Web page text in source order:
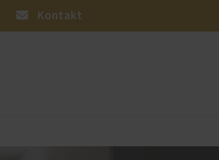
Kontakt
Sonnen- und